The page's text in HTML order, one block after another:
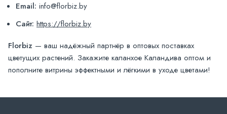
Email: info@florbiz.by
Сайт: https://florbiz.by
Florbiz — ваш надёжный партнёр в оптовых поставках
цветущих растений. Закажите каланхое Каландива оптом и
пополните витрины эффектными и лёгкими в уходе цветами!